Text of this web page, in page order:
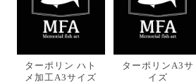
ターポリン ハト
メ加工A3サイズ
ターポリンA3サ
イズ